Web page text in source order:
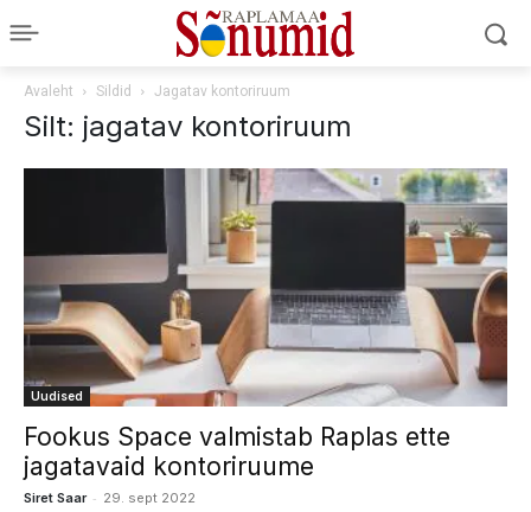
Avaleht Sildid Jagatav kontoriruum
Silt: jagatav kontoriruum
Uudised
Fookus Space valmistab Raplas ette
jagatavaid kontoriruume
Siret Saar - 29. sept 2022